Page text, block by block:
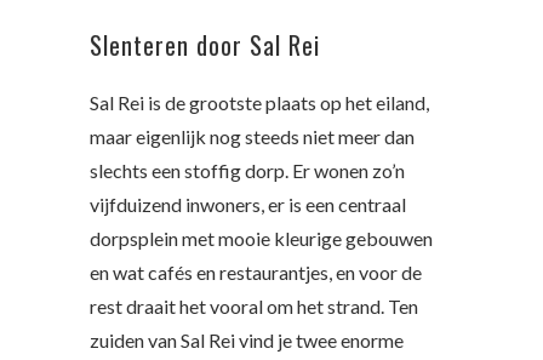
Slenteren door Sal Rei
Sal Rei is de grootste plaats op het eiland,
maar eigenlijk nog steeds niet meer dan
slechts een stoffig dorp. Er wonen zo’n
vijfduizend inwoners, er is een centraal
dorpsplein met mooie kleurige gebouwen
en wat cafés en restaurantjes, en voor de
rest draait het vooral om het strand. Ten
zuiden van Sal Rei vind je twee enorme